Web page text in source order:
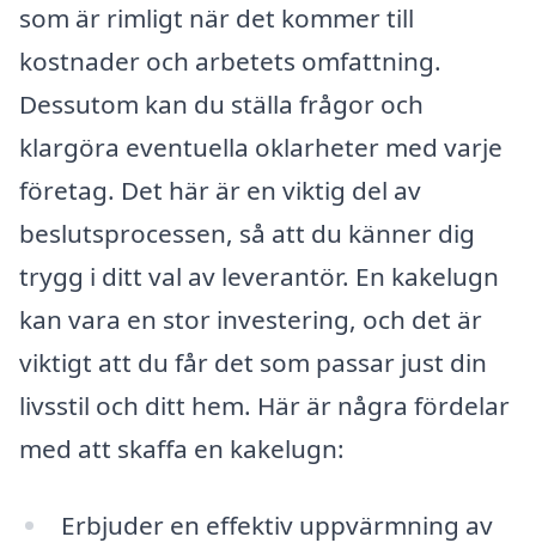
som är rimligt när det kommer till
kostnader och arbetets omfattning.
Dessutom kan du ställa frågor och
klargöra eventuella oklarheter med varje
företag. Det här är en viktig del av
beslutsprocessen, så att du känner dig
trygg i ditt val av leverantör. En kakelugn
kan vara en stor investering, och det är
viktigt att du får det som passar just din
livsstil och ditt hem. Här är några fördelar
med att skaffa en kakelugn:
Erbjuder en effektiv uppvärmning av